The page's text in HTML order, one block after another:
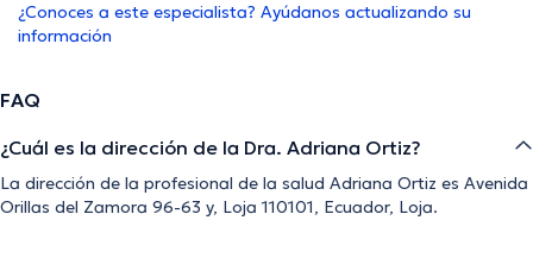
¿Conoces a este especialista? Ayúdanos actualizando su
información
FAQ
¿Cuál es la dirección de la Dra. Adriana Ortiz?
La dirección de la profesional de la salud Adriana Ortiz es Avenida
Orillas del Zamora 96-63 y, Loja 110101, Ecuador, Loja.